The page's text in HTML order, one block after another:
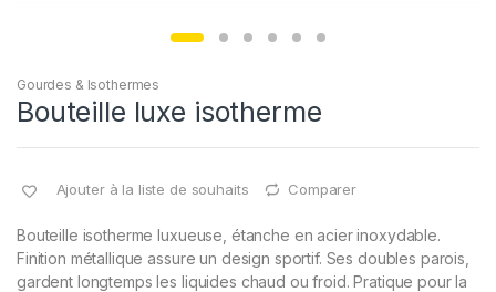
Gourdes & Isothermes
Bouteille luxe isotherme
Ajouter à la liste de souhaits Comparer
Bouteille isotherme luxueuse, étanche en acier inoxydable.
Finition métallique assure un design sportif. Ses doubles parois,
gardent longtemps les liquides chaud ou froid. Pratique pour la